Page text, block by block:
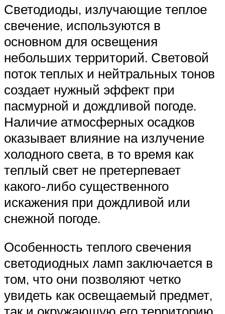
Светодиоды, излучающие теплое
свечение, используются в
основном для освещения
небольших территорий. Световой
поток теплых и нейтральных тонов
создает нужный эффект при
пасмурной и дождливой погоде.
Наличие атмосферных осадков
оказывает влияние на излучение
холодного света, в то время как
теплый свет не претерпевает
какого-либо существенного
искажения при дождливой или
снежной погоде.
Особенность теплого свечения
светодиодных ламп заключается в
том, что они позволяют четко
увидеть как освещаемый предмет,